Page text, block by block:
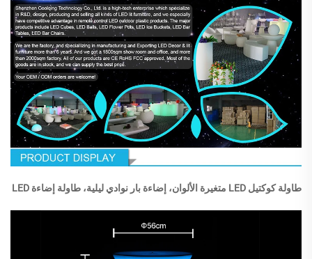
طاولة كوكتيل LED متغيرة الألوان، إضاءة بار نوادي ليلية، طاولة إضاءة LED